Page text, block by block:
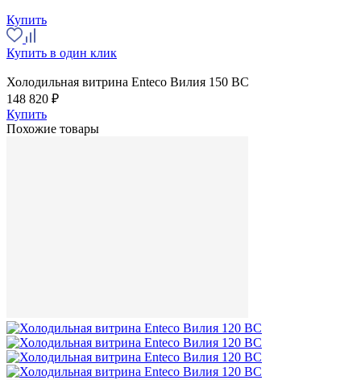
Купить
Купить в один клик
Холодильная витрина Enteco Вилия 150 ВС
148 820 ₽
Купить
Похожие товары